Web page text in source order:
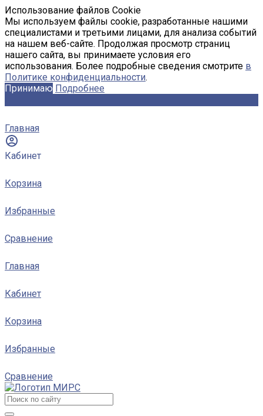
Использование файлов Cookie
Мы используем файлы cookie, разработанные нашими
специалистами и третьими лицами, для анализа событий
на нашем веб-сайте. Продолжая просмотр страниц
нашего сайта, вы принимаете условия его
использования. Более подробные сведения смотрите в
Политике конфиденциальности.
Принимаю Подробнее
Главная
Кабинет
Корзина
Избранные
Сравнение
Главная
Кабинет
Корзина
Избранные
Сравнение